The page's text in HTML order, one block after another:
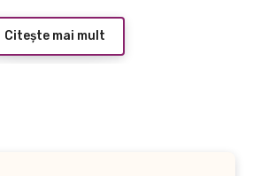
Citește mai mult